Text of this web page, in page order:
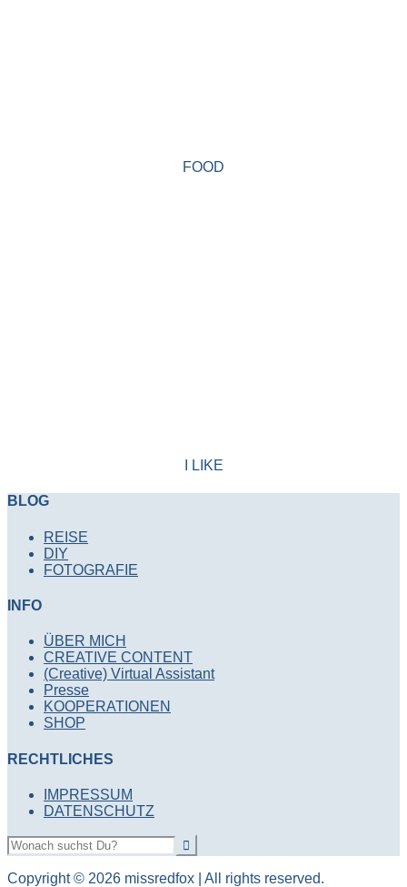
FOOD
I LIKE
BLOG
REISE
DIY
FOTOGRAFIE
INFO
ÜBER MICH
CREATIVE CONTENT
(Creative) Virtual Assistant
Presse
KOOPERATIONEN
SHOP
RECHTLICHES
IMPRESSUM
DATENSCHUTZ
Copyright © 2026 missredfox | All rights reserved.